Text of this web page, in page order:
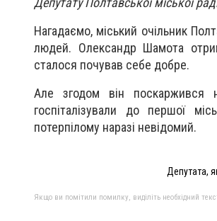
Нагадаємо, міський очільник
людей. Олександр Шамота
сталося почував себе добре.
Але згодом він поскаржився
госпіталізували до першої
потерпілому наразі невідомий.
Депутата,
Якщо ви помітили помилку, виділіть необхідний